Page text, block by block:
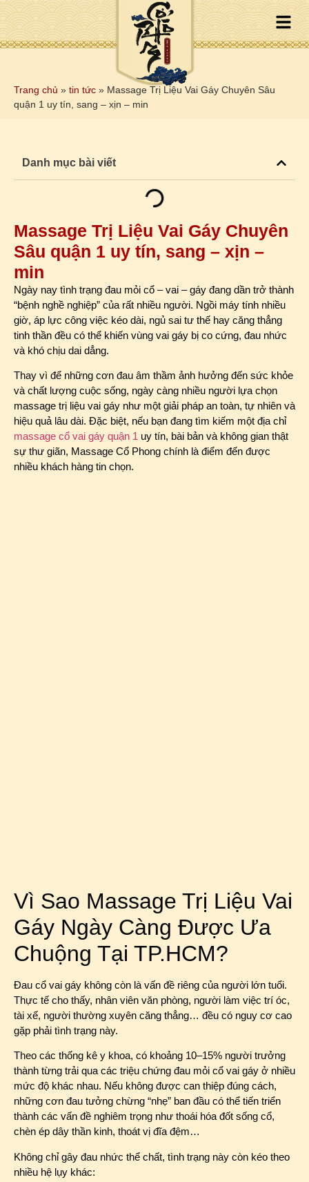
Trang chủ » tin tức » Massage Trị Liệu Vai Gáy Chuyên Sâu
quận 1 uy tín, sang – xịn – min
Danh mục bài viết
Massage Trị Liệu Vai Gáy Chuyên
Sâu quận 1 uy tín, sang – xịn –
min
Ngày nay tình trạng đau mỏi cổ – vai – gáy đang dần trở thành
“bệnh nghề nghiệp” của rất nhiều người. Ngồi máy tính nhiều
giờ, áp lực công việc kéo dài, ngủ sai tư thế hay căng thẳng
tinh thần đều có thể khiến vùng vai gáy bị co cứng, đau nhức
và khó chịu dai dẳng.
Thay vì để những cơn đau âm thầm ảnh hưởng đến sức khỏe
và chất lượng cuộc sống, ngày càng nhiều người lựa chọn
massage trị liệu vai gáy như một giải pháp an toàn, tự nhiên và
hiệu quả lâu dài. Đặc biệt, nếu bạn đang tìm kiếm một địa chỉ
massage cổ vai gáy quận 1 uy tín, bài bản và không gian thật
sự thư giãn, Massage Cổ Phong chính là điểm đến được
nhiều khách hàng tin chọn.
Vì Sao Massage Trị Liệu Vai
Gáy Ngày Càng Được Ưa
Chuộng Tại TP.HCM?
Đau cổ vai gáy không còn là vấn đề riêng của người lớn tuổi.
Thực tế cho thấy, nhân viên văn phòng, người làm việc trí óc,
tài xế, người thường xuyên căng thẳng… đều có nguy cơ cao
gặp phải tình trạng này.
Theo các thống kê y khoa, có khoảng 10–15% người trưởng
thành từng trải qua các triệu chứng đau mỏi cổ vai gáy ở nhiều
mức độ khác nhau. Nếu không được can thiệp đúng cách,
những cơn đau tưởng chừng “nhẹ” ban đầu có thể tiến triển
thành các vấn đề nghiêm trọng như thoái hóa đốt sống cổ,
chèn ép dây thần kinh, thoát vị đĩa đệm…
Không chỉ gây đau nhức thể chất, tình trạng này còn kéo theo
nhiều hệ lụy khác: